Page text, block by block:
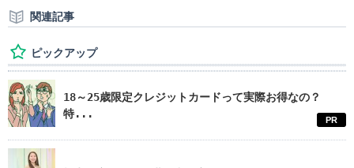
関連記事
ピックアップ
18～25歳限定クレジットカードって実際お得なの？
特...
PR